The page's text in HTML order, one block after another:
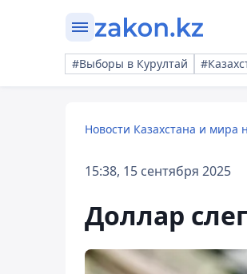
#Выборы в Курултай
Новости Казахстана и мира
15:38, 15 сентября 2025
Доллар